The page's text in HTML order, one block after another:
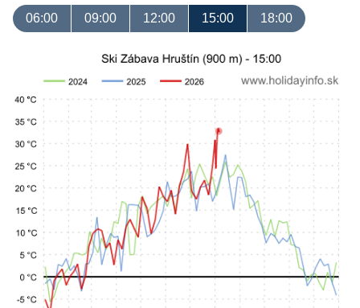
06:00 09:00 12:00 15:00 18:00